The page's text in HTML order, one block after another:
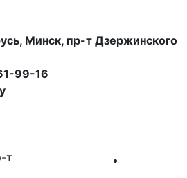
Минск, пр-т Дзержинского
99-16
т